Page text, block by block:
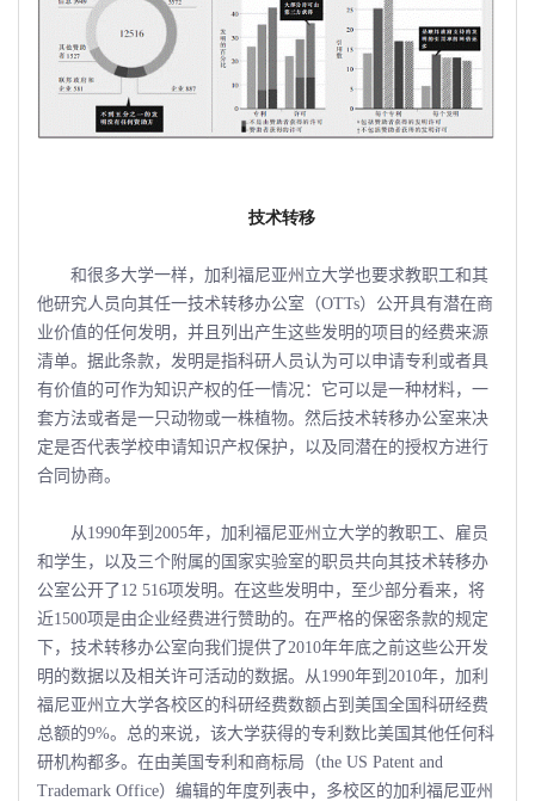
技术转移
和很多大学一样，加利福尼亚州立大学也要求教职工和其
他研究人员向其任一技术转移办公室（OTTs）公开具有潜在商
业价值的任何发明，并且列出产生这些发明的项目的经费来源
清单。据此条款，发明是指科研人员认为可以申请专利或者具
有价值的可作为知识产权的任一情况：它可以是一种材料，一
套方法或者是一只动物或一株植物。然后技术转移办公室来决
定是否代表学校申请知识产权保护，以及同潜在的授权方进行
合同协商。
从1990年到2005年，加利福尼亚州立大学的教职工、雇员
和学生，以及三个附属的国家实验室的职员共向其技术转移办
公室公开了12 516项发明。在这些发明中，至少部分看来，将
近1500项是由企业经费进行赞助的。在严格的保密条款的规定
下，技术转移办公室向我们提供了2010年年底之前这些公开发
明的数据以及相关许可活动的数据。从1990年到2010年，加利
福尼亚州立大学各校区的科研经费数额占到美国全国科研经费
总额的9%。总的来说，该大学获得的专利数比美国其他任何科
研机构都多。在由美国专利和商标局（the US Patent and
Trademark Office）编辑的年度列表中，多校区的加利福尼亚州